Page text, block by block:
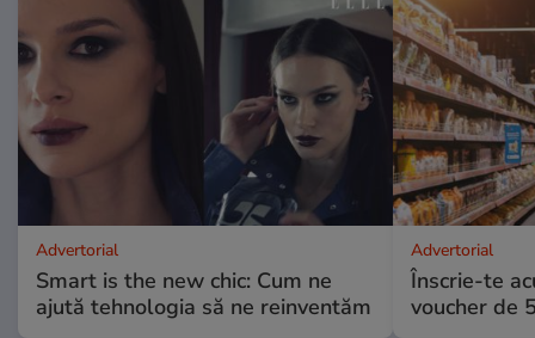
Advertorial
Smart is the new chic: Cum ne
ajută tehnologia să ne reinventăm
Advertorial
Înscrie-te
voucher de